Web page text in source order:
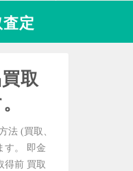
定
取
法 (買取、
す。 即金
得前 買取